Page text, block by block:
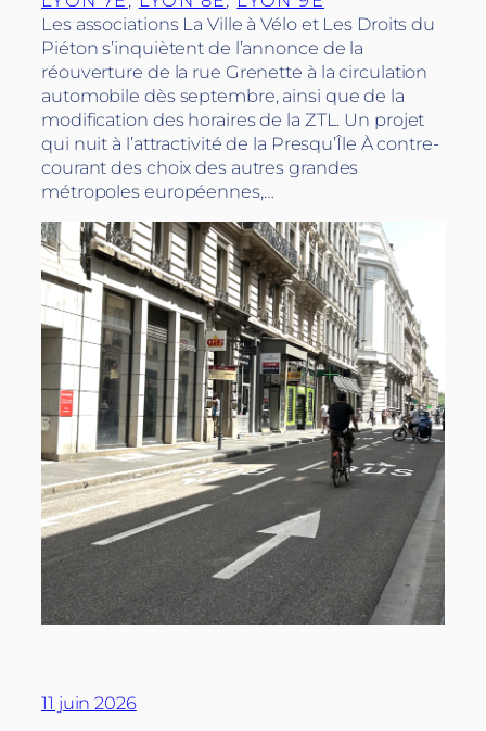
Les associations La Ville à Vélo et Les Droits du
Piéton s’inquiètent de l’annonce de la
réouverture de la rue Grenette à la circulation
automobile dès septembre, ainsi que de la
modification des horaires de la ZTL. Un projet
qui nuit à l’attractivité de la Presqu’Île À contre-
courant des choix des autres grandes
métropoles européennes,…
11 juin 2026